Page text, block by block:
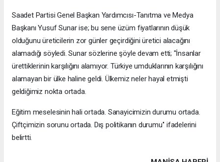
Saadet Partisi Genel Başkan Yardımcısı-Tanıtma ve Medya
Başkanı Yusuf Sunar ise; bu sene üzüm fiyatlarının düşük
olduğunu üreticilerin zor günler geçirdiğini üretici alacağını
alamadığı söyledi. Sunar sözlerine şöyle devam etti; ''İnsanlar
ürettiklerinin karşılığını alamıyor. Türkiye umduklarının karşılığını
alamayan bir ülke haline geldi. Ülkemiz neler hayal etmişti
geldiğimiz nokta ortada.
Eğitim meselesinin hali ortada. Sanayicimizin durumu ortada.
Çiftçimizin sorunu ortada. Dış politikanın durumu'' ifadelerini
belirtti.